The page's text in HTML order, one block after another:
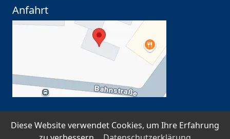
Anfahrt
SSL-verschlüsselt · Datenschutz nach DSGVO ·
Diese Website verwendet Cookies, um Ihre Erfahrung